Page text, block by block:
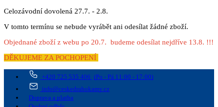
Celozávodní dovolená 27.7. - 2.8.
V tomto termínu se nebude vyrábět ani odesílat žádné zboží.
Objednané zboží z webu po 20.7. budeme odesílat nejdříve 13.8. !!!
DĚKUJEME ZA POCHOPENÍ
+420 725 535 406 (Po - Pá 11:00 - 17:00)
info@ceskedrahokamy.cz
Doprava a platba